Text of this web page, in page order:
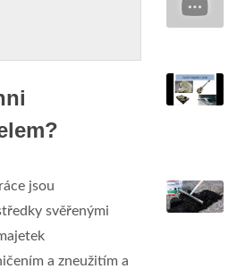
jsou
svěřenými
a zneužitím a